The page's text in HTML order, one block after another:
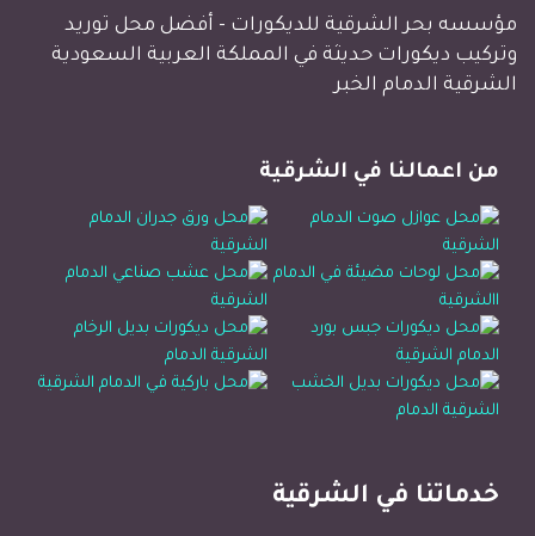
مؤسسه بحر الشرقية للديكورات - أفضل محل توريد
وتركيب ديكورات حديثة في المملكة العربية السعودية
الشرقية الدمام الخبر
من اعمالنا في الشرقية
خدماتنا في الشرقية